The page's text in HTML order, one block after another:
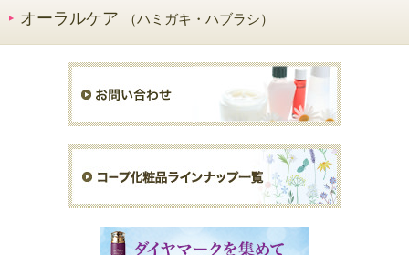
オーラルケア （ハミガキ・ハブラシ）